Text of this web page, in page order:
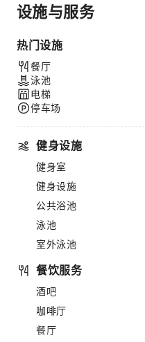
设施与服务
热门设施
餐厅
泳池
电梯
停车场
健身设施
健身室
健身设施
公共浴池
泳池
室外泳池
餐饮服务
酒吧
咖啡厅
餐厅